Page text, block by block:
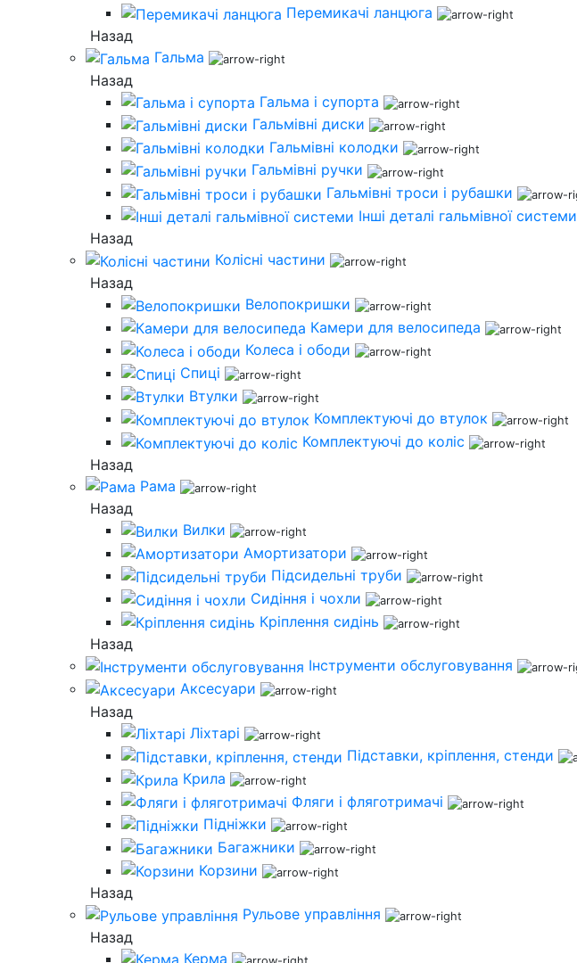
Перемикачі ланцюга
Назад
Гальма
Назад
Гальма і супорта
Гальмівні диски
Гальмівні колодки
Гальмівні ручки
Гальмівні троси і рубашки
Інші деталі гальмівної системи
Назад
Колісні частини
Назад
Велопокришки
Камери для велосипеда
Колеса і ободи
Спиці
Втулки
Комплектуючі до втулок
Комплектуючі до коліс
Назад
Рама
Назад
Вилки
Амортизатори
Підсидельні труби
Сидіння і чохли
Кріплення сидінь
Назад
Інструменти обслуговування
Аксесуари
Назад
Ліхтарі
Підставки, кріплення, стенди
Крила
Фляги і фляготримачі
Підніжки
Багажники
Корзини
Назад
Рульове управління
Назад
Керма